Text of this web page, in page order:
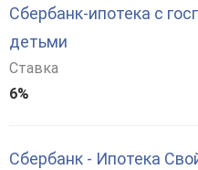
Сбербанк-ипотека с
детьми
Ставка
6%
Сбербанк - Ипотека